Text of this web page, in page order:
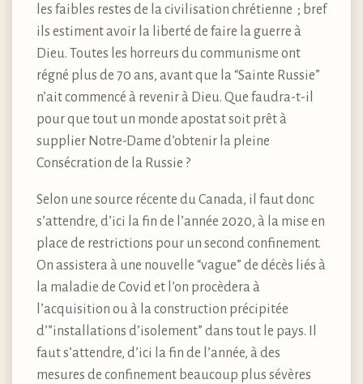
les faibles restes de la civilisation chrétienne ; bref
ils estiment avoir la liberté de faire la guerre à
Dieu. Toutes les horreurs du communisme ont
régné plus de 70 ans, avant que la “Sainte Russie”
n’ait commencé à revenir à Dieu. Que faudra-t-il
pour que tout un monde apostat soit prêt à
supplier Notre-Dame d’obtenir la pleine
Consécration de la Russie ?
Selon une source récente du Canada, il faut donc
s’attendre, d’ici la fin de l’année 2020, à la mise en
place de restrictions pour un second confinement.
On assistera à une nouvelle “vague” de décès liés à
la maladie de Covid et l’on procèdera à
l’acquisition ou à la construction précipitée
d’”installations d’isolement” dans tout le pays. Il
faut s’attendre, d’ici la fin de l’année, à des
mesures de confinement beaucoup plus sévères